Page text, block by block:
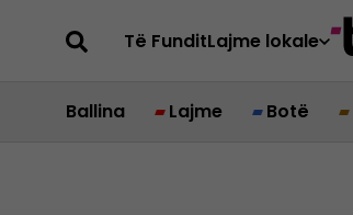
Të FunditLajme lokale
Ballina Lajme Botë